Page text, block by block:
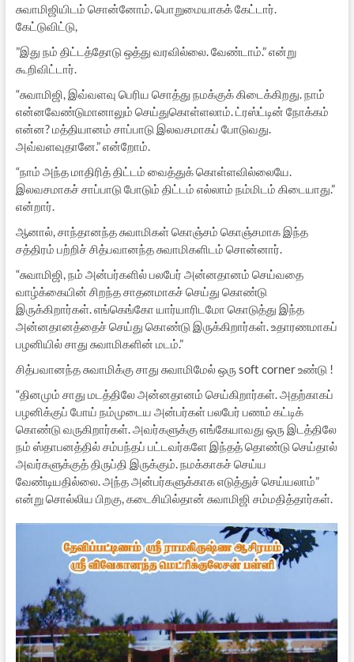
சுவாமிஜியிடம் சொன்னோம். பொறுமையாகக் கேட்டார்.
கேட்டுவிட்டு,
”இது நம் திட்டத்தோடு ஒத்து வரவில்லை. வேண்டாம்.” என்று
கூறிவிட்டார்.
“சுவாமிஜி, இவ்வளவு பெரிய சொத்து நமக்குக் கிடைக்கிறது. நாம்
என்னவேண்டுமானாலும் செய்துகொள்ளலாம். ட்ரஸ்ட்டின் நோக்கம்
என்ன? மத்தியானம் சாப்பாடு இலவசமாகப் போடுவது.
அவ்வளவுதானே.” என்றோம்.
“நாம் அந்த மாதிரித் திட்டம் வைத்துக் கொள்ளவில்லையே.
இலவசமாகச் சாப்பாடு போடும் திட்டம் எல்லாம் நம்மிடம் கிடையாது.”
என்றார்.
ஆனால், சாந்தானந்த சுவாமிகள் கொஞ்சம் கொஞ்சமாக இந்த
சத்திரம் பற்றிச் சித்பவானந்த சுவாமிகளிடம் சொன்னார்.
“சுவாமிஜி, நம் அன்பர்களில் பலபேர் அன்னதானம் செய்வதை
வாழ்க்கையின் சிறந்த சாதனமாகச் செய்து கொண்டு
இருக்கிறார்கள். எங்கெங்கோ யார்யாரிடமோ கொடுத்து இந்த
அன்னதானத்தைச் செய்து கொண்டு இருக்கிறார்கள். உதாரணமாகப்
பழனியில் சாது சுவாமிகளின் மடம்.”
சித்பவானந்த சுவாமிக்கு சாது சுவாமிமேல் ஒரு soft corner உண்டு !
“தினமும் சாது மடத்திலே அன்னதானம் செய்கிறார்கள். அதற்காகப்
பழனிக்குப் போய் நம்முடைய அன்பர்கள் பலபேர் பணம் கட்டிக்
கொண்டு வருகிறார்கள். அவர்களுக்கு எங்கேயாவது ஒரு இடத்திலே
நம் ஸ்தாபனத்தில் சம்பந்தப் பட்டவர்களே இந்தத் தொண்டு செய்தால்
அவர்களுக்குத் திருப்தி இருக்கும். நமக்காகச் செய்ய
வேண்டியதில்லை. அந்த அன்பர்களுக்காக எடுத்துச் செய்யலாம்”
என்று சொல்லிய பிறகு, கடைசியில்தான் சுவாமிஜி சம்மதித்தார்கள்.